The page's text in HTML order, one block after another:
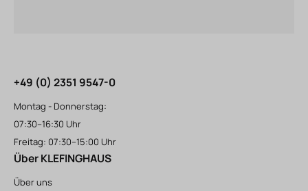
+49 (0) 2351 9547-0
Montag - Donnerstag:
07:30–16:30 Uhr
Freitag: 07:30–15:00 Uhr
Über KLEFINGHAUS
Über uns